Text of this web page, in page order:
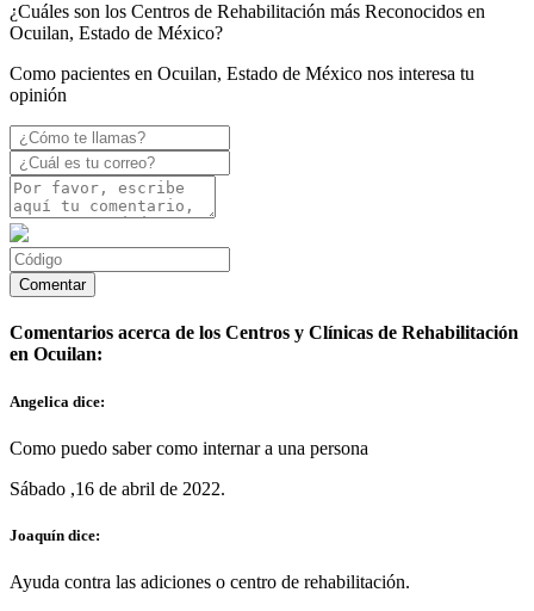
¿Cuáles son los Centros de Rehabilitación más Reconocidos en
Ocuilan, Estado de México?
Como pacientes en Ocuilan, Estado de México nos interesa tu
opinión
Comentarios acerca de los Centros y Clínicas de Rehabilitación
en Ocuilan:
Angelica dice:
Como puedo saber como internar a una persona
Sábado ,16 de abril de 2022.
Joaquín dice:
Ayuda contra las adiciones o centro de rehabilitación.